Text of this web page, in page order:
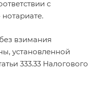
с
взимания
установленной
333.33 Налогового